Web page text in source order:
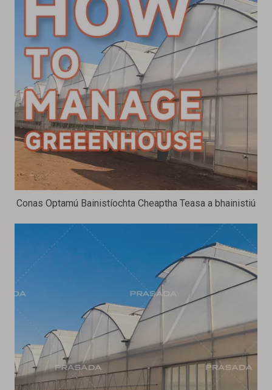
Conas Optamú Bainistíochta Cheaptha Teasa a bhainistiú